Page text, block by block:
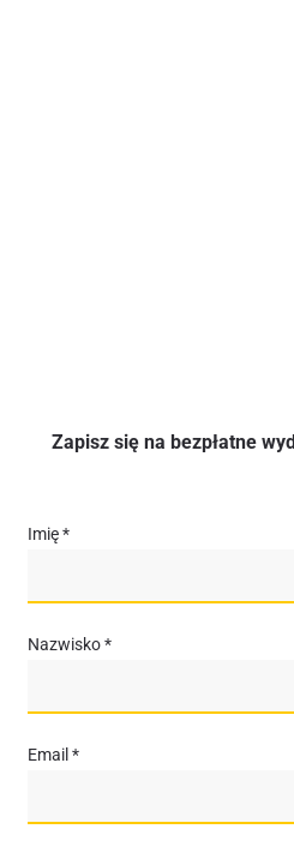
Zapisz się na bezpłatne
Imię *
Nazwisko *
Email *